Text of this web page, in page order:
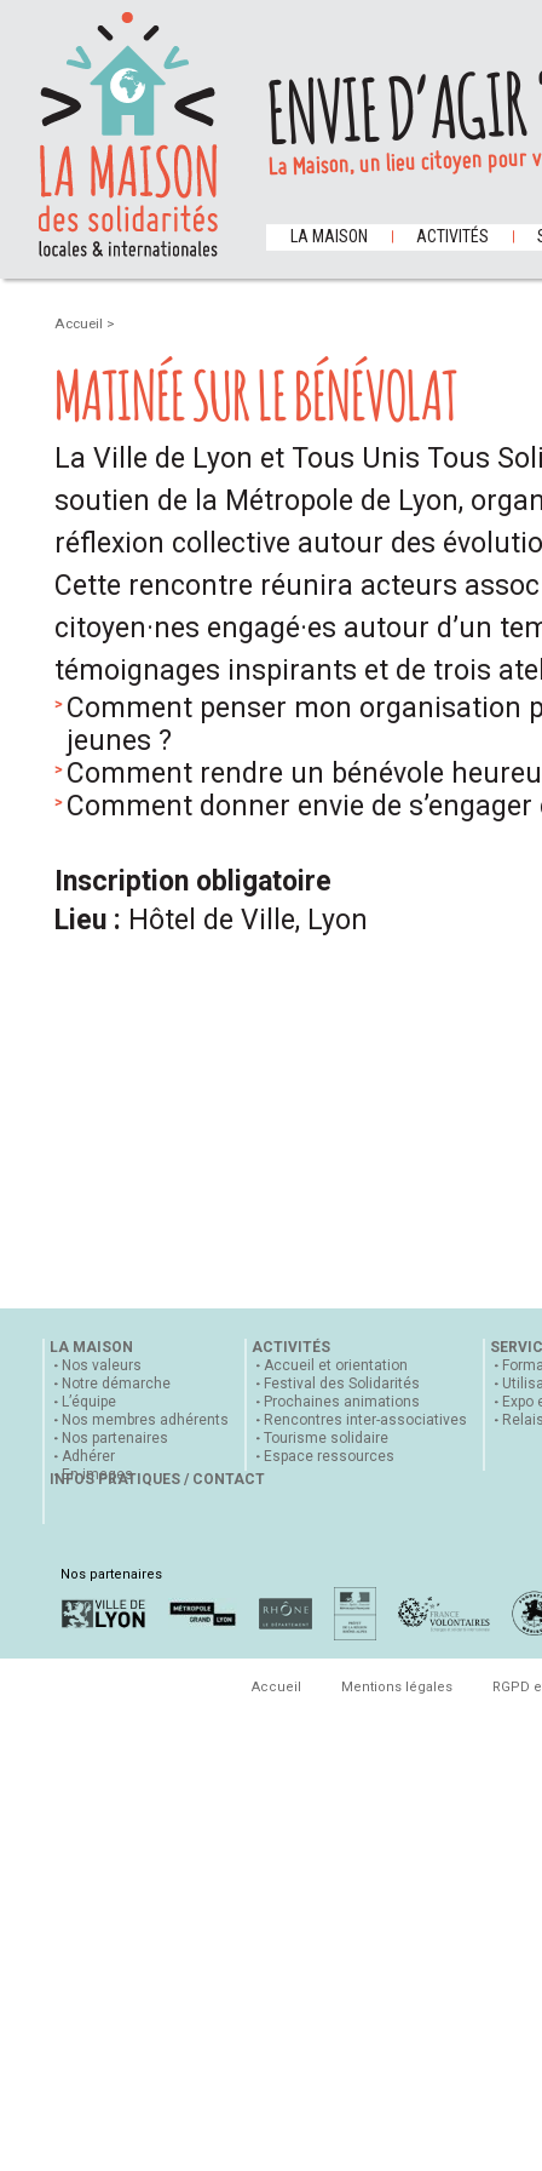
ENVIE
La Maison, un lieu citoyen
LA MAISON ACTIVITÉS
Accueil >
MATINÉE SUR LE BÉNÉVOLAT
La Ville de Lyon et Tous Unis Tous
soutien de la Métropole de Lyon,
réflexion collective autour des
Cette rencontre réunira acteurs
citoyen·nes engagé·es autour d’un
témoignages inspirants et de trois
Comment penser mon organisation
jeunes ?
Comment rendre un bénévole
Comment donner envie de
Inscription obligatoire
Lieu : Hôtel de Ville, Lyon
LA MAISON
Nos valeurs
Notre démarche
L’équipe
Nos membres adhérents
Nos partenaires
Adhérer
En images
ACTIVITÉS
Accueil et orientation
Festival des Solidarités
Prochaines animations
Rencontres inter-associatives
Tourisme solidaire
Espace ressources
Expo
INFOS PRATIQUES / CONTACT
Nos partenaires
Accueil Mentions légales RGPD